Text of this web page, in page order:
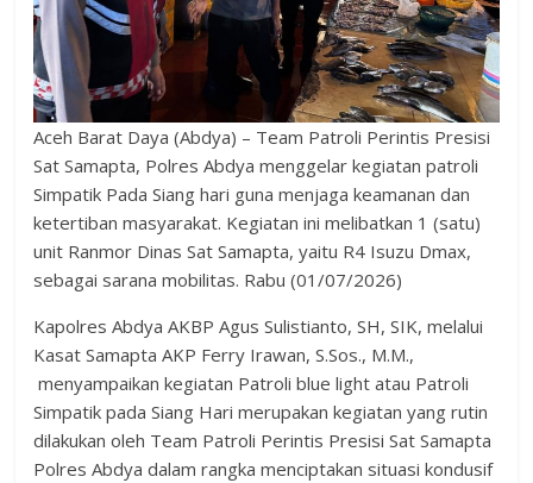
Aceh Barat Daya (Abdya) – Team Patroli Perintis Presisi
Sat Samapta, Polres Abdya menggelar kegiatan patroli
Simpatik Pada Siang hari guna menjaga keamanan dan
ketertiban masyarakat. Kegiatan ini melibatkan 1 (satu)
unit Ranmor Dinas Sat Samapta, yaitu R4 Isuzu Dmax,
sebagai sarana mobilitas. Rabu (01/07/2026)
Kapolres Abdya AKBP Agus Sulistianto, SH, SIK, melalui
Kasat Samapta AKP Ferry Irawan, S.Sos., M.M.,
menyampaikan kegiatan Patroli blue light atau Patroli
Simpatik pada Siang Hari merupakan kegiatan yang rutin
dilakukan oleh Team Patroli Perintis Presisi Sat Samapta
Polres Abdya dalam rangka menciptakan situasi kondusif